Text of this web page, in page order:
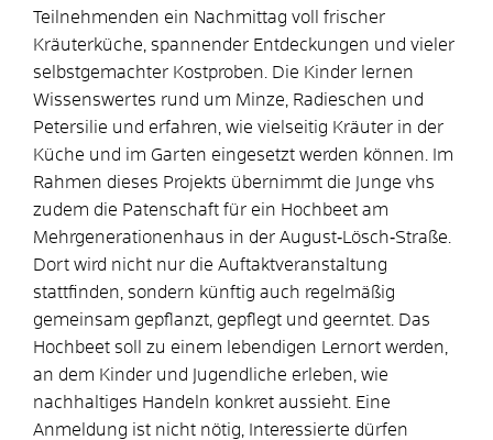
Teilnehmenden ein Nachmittag voll frischer
Kräuterküche, spannender Entdeckungen und vieler
selbstgemachter Kostproben. Die Kinder lernen
Wissenswertes rund um Minze, Radieschen und
Petersilie und erfahren, wie vielseitig Kräuter in der
Küche und im Garten eingesetzt werden können. Im
Rahmen dieses Projekts übernimmt die Junge vhs
zudem die Patenschaft für ein Hochbeet am
Mehrgenerationenhaus in der August‑Lösch‑Straße.
Dort wird nicht nur die Auftaktveranstaltung
stattfinden, sondern künftig auch regelmäßig
gemeinsam gepflanzt, gepflegt und geerntet. Das
Hochbeet soll zu einem lebendigen Lernort werden,
an dem Kinder und Jugendliche erleben, wie
nachhaltiges Handeln konkret aussieht. Eine
Anmeldung ist nicht nötig, Interessierte dürfen